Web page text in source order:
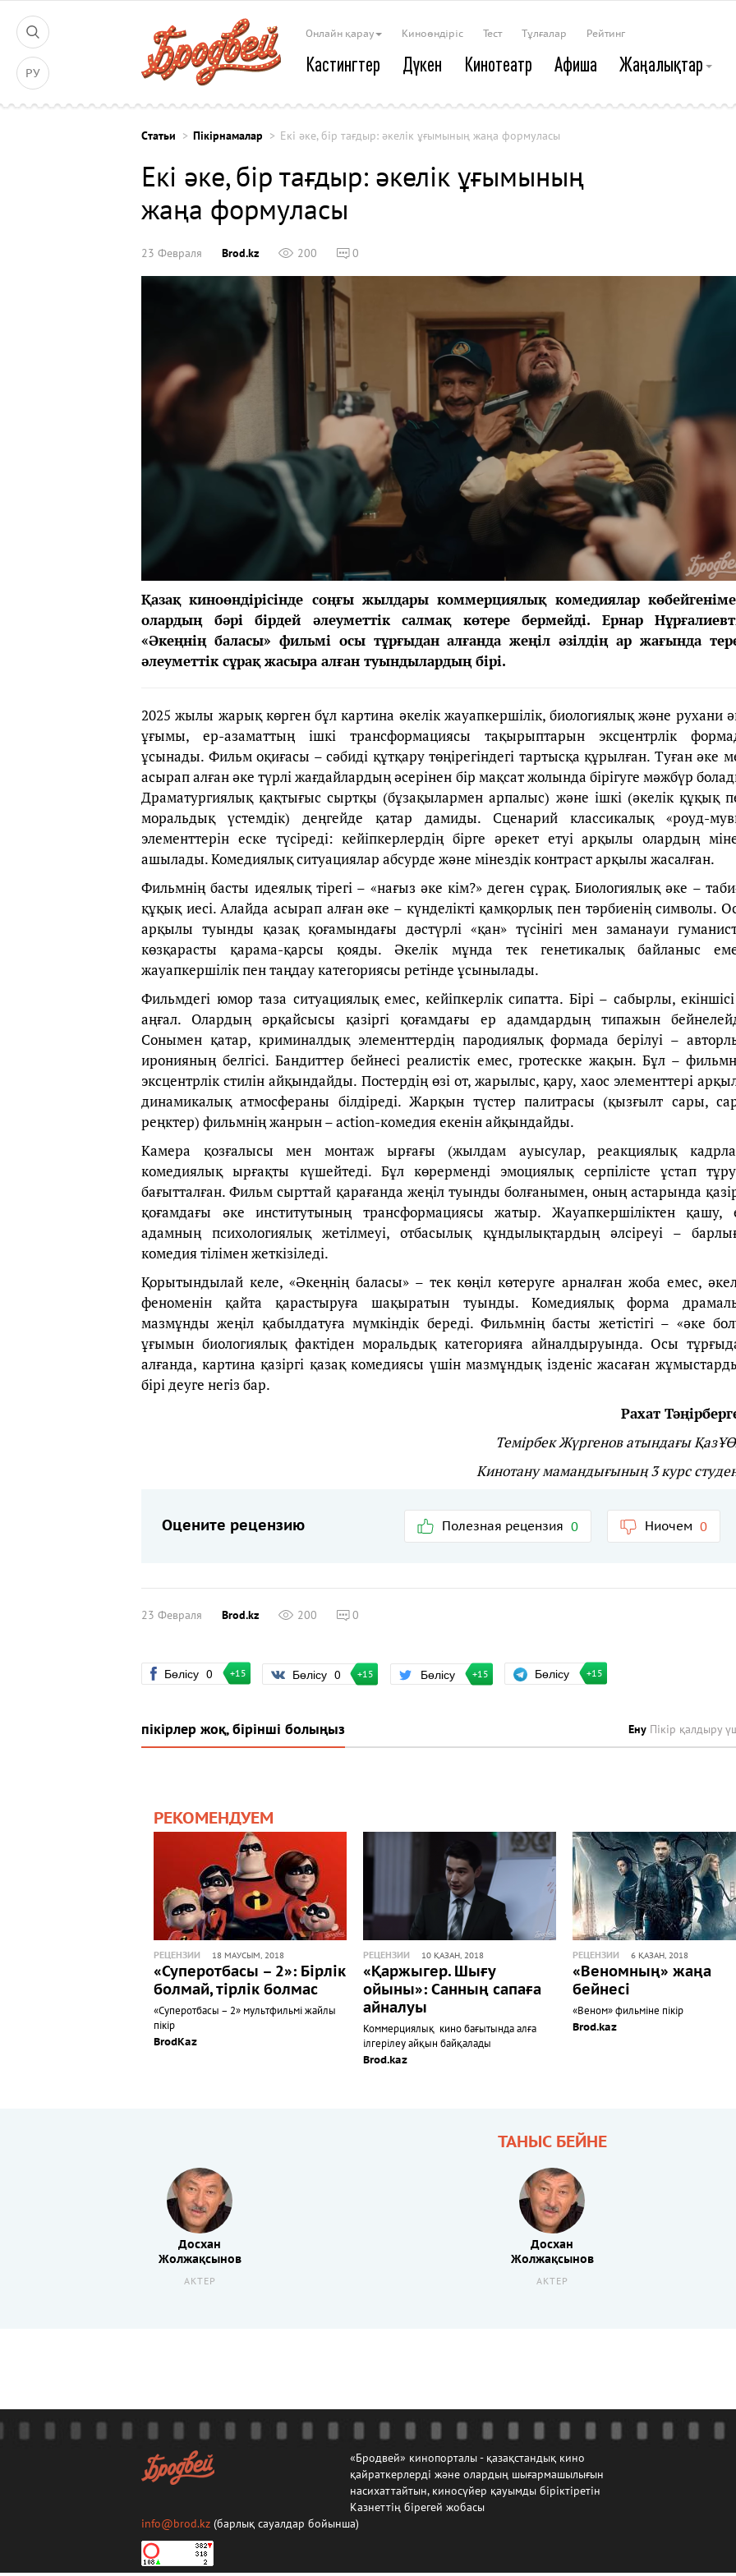
РУ
Онлайн қарау Киноөндіріс Тест Тұлғалар Рейтинг
Кастингтер Дүкен Кинотеатр Афиша Жаңалықтар
Cтатьи Пікірнамалар Екі әке, бір тағдыр: әкелік ұғымының жаңа формуласы
Екі әке, бір тағдыр: әкелік ұғымының
жаңа формуласы
23 Февраля Brod.kz 200 0
Қазақ киноөндірісінде соңғы жылдары коммерциялық комедиялар
олардың бәрі бірдей әлеуметтік салмақ көтере бермейді. Ернар
«Әкеңнің баласы» фильмі осы тұрғыдан алғанда жеңіл әзілдің ар жағында
әлеуметтік сұрақ жасыра алған туындылардың бірі.
2025 жылы жарық көрген бұл картина әкелік жауапкершілік, биологиялық және рухани
ұғымы, ер-азаматтың ішкі трансформациясы тақырыптарын эксцентрлік
ұсынады. Фильм оқиғасы – сәбиді құтқару төңірегіндегі тартысқа құрылған. Туған әке
асырап алған әке түрлі жағдайлардың әсерінен бір мақсат жолында бірігуге мәжбүр
Драматургиялық қақтығыс сыртқы (бұзақылармен арпалыс) және ішкі (әкелік құқық
моральдық үстемдік) деңгейде қатар дамиды. Сценарий классикалық «роуд-
элементтерін еске түсіреді: кейіпкерлердің бірге әрекет етуі арқылы олардың
ашылады. Комедиялық ситуациялар абсурде және мінездік контраст арқылы жасалған.
Фильмнің басты идеялық тірегі – «нағыз әке кім?» деген сұрақ. Биологиялық әке –
құқық иесі. Алайда асырап алған әке – күнделікті қамқорлық пен тәрбиенің символы.
арқылы туынды қазақ қоғамындағы дәстүрлі «қан» түсінігі мен заманауи
көзқарасты қарама-қарсы қояды. Әкелік мұнда тек генетикалық байланыс
жауапкершілік пен таңдау категориясы ретінде ұсынылады.
Фильмдегі юмор таза ситуациялық емес, кейіпкерлік сипатта. Бірі – сабырлы,
аңғал. Олардың әрқайсысы қазіргі қоғамдағы ер адамдардың типажын
Сонымен қатар, криминалдық элементтердің пародиялық формада берілуі –
иронияның белгісі. Бандиттер бейнесі реалистік емес, гротескке жақын. Бұл –
эксцентрлік стилін айқындайды. Постердің өзі от, жарылыс, қару, хаос элементтері
динамикалық атмосфераны білдіреді. Жарқын түстер палитрасы (қызғылт сары,
реңктер) фильмнің жанрын – action-комедия екенін айқындайды.
Камера қозғалысы мен монтаж ырғағы (жылдам ауысулар, реакциялық
комедиялық ырғақты күшейтеді. Бұл көрерменді эмоциялық серпілісте ұстап
бағытталған. Фильм сырттай қарағанда жеңіл туынды болғанымен, оның астарында
қоғамдағы әке институтының трансформациясы жатыр. Жауапкершіліктен қашу,
адамның психологиялық жетілмеуі, отбасылық құндылықтардың әлсіреуі –
комедия тілімен жеткізіледі.
Қорытындылай келе, «Әкеңнің баласы» – тек көңіл көтеруге арналған жоба емес,
феноменін қайта қарастыруға шақыратын туынды. Комедиялық форма
мазмұнды жеңіл қабылдатуға мүмкіндік береді. Фильмнің басты жетістігі – «әке
ұғымын биологиялық фактіден моральдық категорияға айналдыруында. Осы
алғанда, картина қазіргі қазақ комедиясы үшін мазмұндық ізденіс жасаған
бірі деуге негіз бар.
Рахат
Темірбек Жүргенов атындағы
Кинотану мамандығының 3 курс
Оцените рецензию Полезная рецензия 0 Ниочем 0
23 Февраля Brod.kz 200 0
Бөлісу 0 +15 Бөлісу 0 +15 Бөлісу +15 Бөлісу +15
пікірлер жоқ, бірінші болыңыз Ену Пікір қалдыру
РЕКОМЕНДУЕМ
РЕЦЕНЗИИ 18 МАУСЫМ, 2018
«Суперотбасы – 2»: Бірлік
болмай, тірлік болмас
«Суперотбасы – 2» мультфильмі жайлы
пікір
BrodKaz
РЕЦЕНЗИИ 10 ҚАЗАН, 2018
«Қаржыгер. Шығу
ойыны»: Санның сапаға
айналуы
Коммерциялық кино бағытында алға
ілгерілеу айқын байқалады
Brod.kaz
РЕЦЕНЗИИ 6 ҚАЗАН, 2018
«Веномның» жаңа
бейнесі
«Веном» фильміне пікір
Brod.kaz
ТАНЫС БЕЙНЕ
Досхан
Жолжақсынов
АКТЕР
Досхан
Жолжақсынов
АКТЕР
«Бродвей» кинопорталы - қазақстандық кино
қайраткерлерді және олардың шығармашылығын
насихаттайтын, киносүйер қауымды біріктіретін
Казнеттің бірегей жобасы
info@brod.kz (барлық сауалдар бойынша)